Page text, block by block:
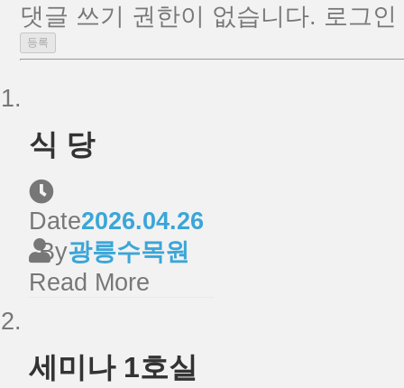
댓글 쓰기 권한이 없습니다. 로그
식 당
Date2026.04.26
By광릉수목원
Read More
세미나 1호실